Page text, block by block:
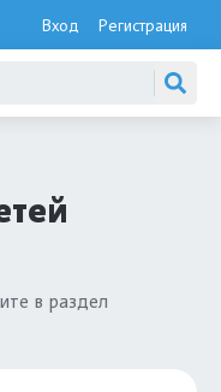
Вход Регистрация
в раздел